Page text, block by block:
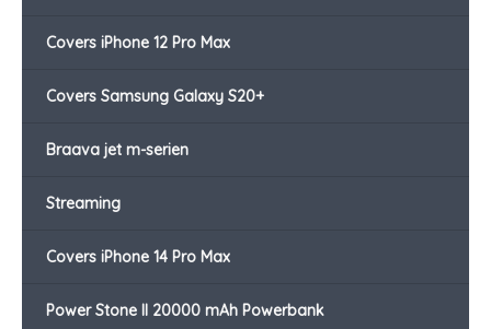
Covers iPhone 12 Pro Max
Covers Samsung Galaxy S20+
Braava jet m-serien
Streaming
Covers iPhone 14 Pro Max
Power Stone II 20000 mAh Powerbank